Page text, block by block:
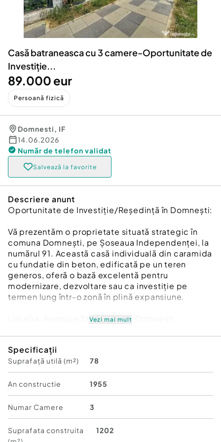
Servicii
Animale de companie
Afaceri și echipamente profesionale
Inchiriere Bunuri si Vehicule
Utilaje agricole si industriale
Piese auto si accesorii
Dacia Duster
Casă batraneasca cu 3 camere-Oportunitate de
Investiție...
89.000 eur
Persoană fizică
Domnesti, IF
14.06.2026
Număr de telefon validat
Salvează la favorite
Descriere anunt
Oportunitate de Investiție/Reședință în Domnești:
Vă prezentăm o proprietate situată strategic în
comuna Domnești, pe Șoseaua Independenței, la
numărul 91. Această casă individuală din caramida
cu fundatie din beton, edificată pe un teren
generos, oferă o bază excelentă pentru
modernizare, dezvoltare sau ca investiție pe
termen lung într-o zonă în plină expansiune.
Locația: Avantaje Strategice în Domnești
zonă rezidențială căutată, care combină liniștea
suburbiei cu accesul facil la București.
* Conectivitate: Acces rapid către Centura
Bucureștiului (DNCB) și viitoarea Autostradă A0,
optimizând timpii de deplasare. Transport public
disponibil în proximitate, asigurând legătura cu
capitala.
* Facilități: În zona Domnești se regăsesc
numeroase supermarketuri (Mega Image, Lidl,
Vezi mai mult
Specificații
Suprafață utilă (m²) 78
An constructie 1955
Numar Camere 3
Suprafata construita
1202